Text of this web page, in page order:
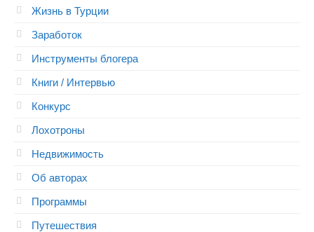
Жизнь в Турции
Заработок
Инструменты блогера
Книги / Интервью
Конкурс
Лохотроны
Недвижимость
Об авторах
Программы
Путешествия